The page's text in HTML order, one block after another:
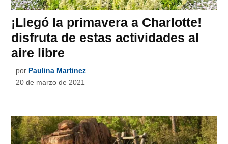
¡Llegó la primavera a Charlotte!
disfruta de estas actividades al
aire libre
por Paulina Martinez
20 de marzo de 2021